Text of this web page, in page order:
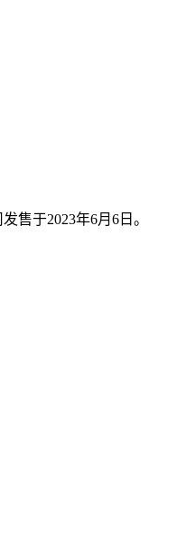
售于2023年6月6日。